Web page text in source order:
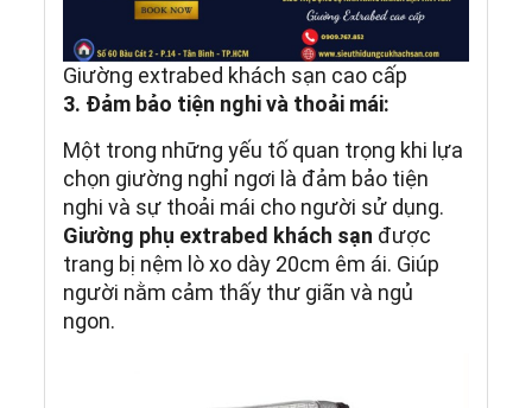
Giường extrabed khách sạn cao cấp
3. Đảm bảo tiện nghi và thoải mái:
Một trong những yếu tố quan trọng khi lựa
chọn giường nghỉ ngơi là đảm bảo tiện
nghi và sự thoải mái cho người sử dụng.
Giường phụ extrabed khách sạn được
trang bị nệm lò xo dày 20cm êm ái. Giúp
người nằm cảm thấy thư giãn và ngủ
ngon.